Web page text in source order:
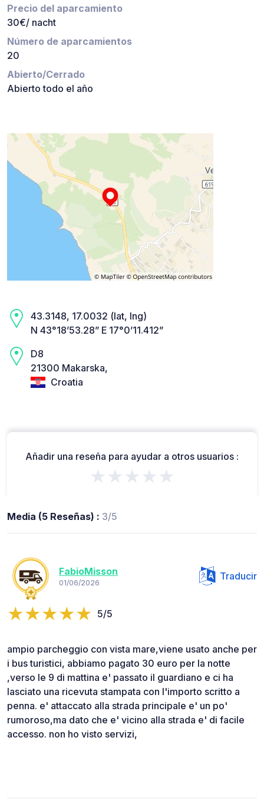
Precio del aparcamiento
30€/ nacht
Número de aparcamientos
20
Abierto/Cerrado
Abierto todo el año
43.3148, 17.0032 (lat, lng)
N 43°18’53.28” E 17°0’11.412”
D8
21300 Makarska,
Croatia
Añadir una reseña para ayudar a otros usuarios :
★★★★★
Media (5 Reseñas) : 3/5
FabioMisson
01/06/2026
Traducir
5/5
ampio parcheggio con vista mare,viene usato anche per
i bus turistici, abbiamo pagato 30 euro per la notte
,verso le 9 di mattina e' passato il guardiano e ci ha
lasciato una ricevuta stampata con l'importo scritto a
penna. e' attaccato alla strada principale e' un po'
rumoroso,ma dato che e' vicino alla strada e' di facile
accesso. non ho visto servizi,